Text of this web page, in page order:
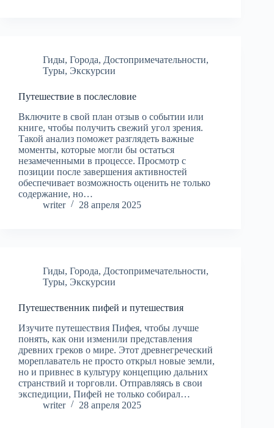
Гиды, Города, Достопримечательности,
Туры, Экскурсии
Путешествие в послесловие
Включите в свой план отзыв о событии или
книге, чтобы получить свежий угол зрения.
Такой анализ поможет разглядеть важные
моменты, которые могли бы остаться
незамеченными в процессе. Просмотр с
позиции после завершения активностей
обеспечивает возможность оценить не только
содержание, но…
writer
28 апреля 2025
Гиды, Города, Достопримечательности,
Туры, Экскурсии
Путешественник пифей и путешествия
Изучите путешествия Пифея, чтобы лучше
понять, как они изменили представления
древних греков о мире. Этот древнегреческий
мореплаватель не просто открыл новые земли,
но и привнес в культуру концепцию дальних
странствий и торговли. Отправляясь в свои
экспедиции, Пифей не только собирал…
writer
28 апреля 2025